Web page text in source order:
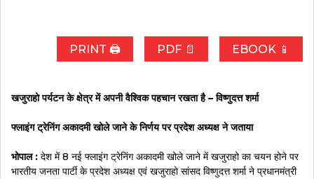
PRINT 🖨 PDF 📄 EBOOK 📱
खजुराहो पर्यटन के क्षेत्र में अपनी वैश्विक पहचान रखता है – विष्णुदत्त शर्मा
फ्लाइंग ट्रेनिंग अकादमी खोले जाने के निर्णय पर प्रदेश अध्यक्ष ने जताया
भोपाल : देश में 8 नई फ्लाइंग ट्रेनिंग अकादमी खोले जाने में खजुराहो का चयन होने पर
भारतीय जनता पार्टी के प्रदेश अध्यक्ष एवं खजुराहो सांसद विष्णुदत्त शर्मा ने प्रधानमंत्री